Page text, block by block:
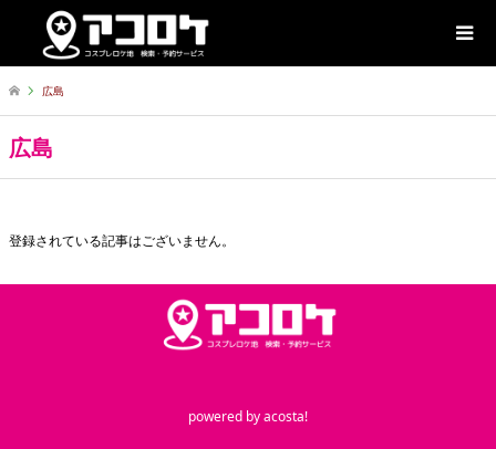
広島
広島
登録されている記事はございません。
powered byacosta!